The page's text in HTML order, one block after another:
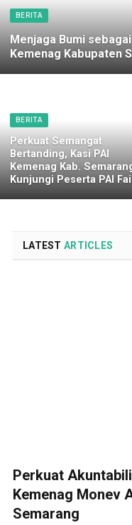
BERITA
Menjaga Bumi
Kemenag Kabupaten
BERITA
Perkuat Semangat
Bertanding, Kasi PAI
Kemenag Kab.
Kunjungi Peserta PAI
LATEST ARTICLES
Perkuat
Kemenag Monev
Semarang